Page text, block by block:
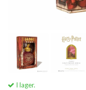
I lager.